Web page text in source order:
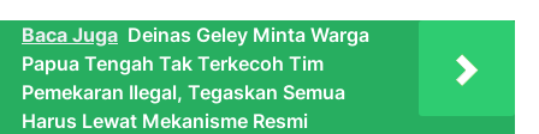
Baca Juga Deinas Geley Minta Warga
Papua Tengah Tak Terkecoh Tim
Pemekaran Ilegal, Tegaskan Semua
Harus Lewat Mekanisme Resmi